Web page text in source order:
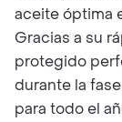
aceite óptima
Gracias a su
protegido
durante la
para todo el